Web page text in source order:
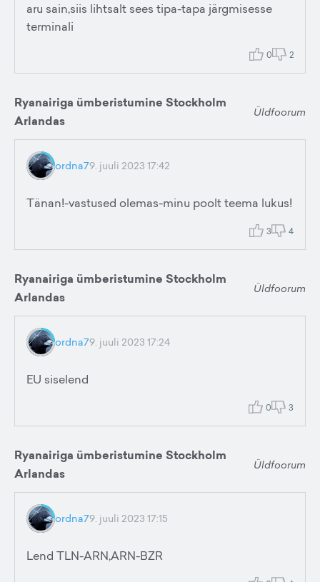
aru sain,siis lihtsalt sees tipa-tapa järgmisesse
terminali
0 2
Ryanairiga ümberistumine Stockholm
Arlandas
Üldfoorum
ordna79. juuli 2023 17:42
Tänan!-vastused olemas-minu poolt teema lukus!
3 4
Ryanairiga ümberistumine Stockholm
Arlandas
Üldfoorum
ordna79. juuli 2023 17:24
EU siselend
0 3
Ryanairiga ümberistumine Stockholm
Arlandas
Üldfoorum
ordna79. juuli 2023 17:15
Lend TLN-ARN,ARN-BZR